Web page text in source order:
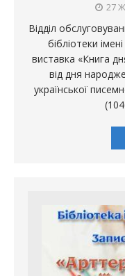
27
Відділ
бібліотеки
виставка «Книга
від дня
української